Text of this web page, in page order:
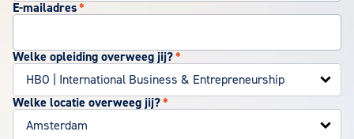
E-mailadres*
Welke opleiding overweeg jij?*
Welke locatie overweeg jij?*